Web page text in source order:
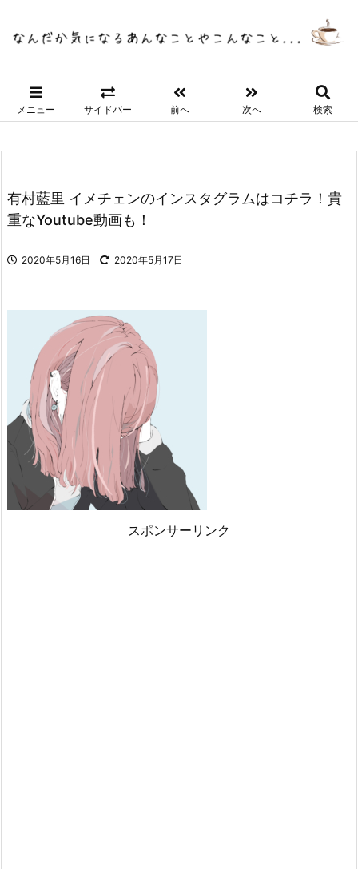
メニュー サイドバー 前へ 次へ 検索
有村藍里 イメチェンのインスタグラムはコチラ！貴
重なYoutube動画も！
2020年5月16日 2020年5月17日
スポンサーリンク